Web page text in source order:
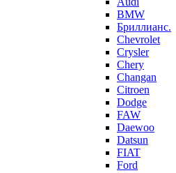
BMW
Бриллианс.
Chevrolet
Crysler
Chery
Changan
Citroen
Dodge
FAW
Daewoo
Datsun
FIAT
Ford